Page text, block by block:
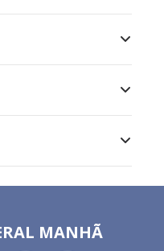
MANHÃ